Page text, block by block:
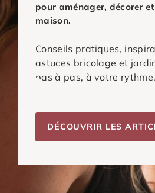
pour aménager, décorer
maison.
Conseils pratiques,
astuces bricolage et
pas à pas, à votre rythme.
DÉCOUVRIR LES